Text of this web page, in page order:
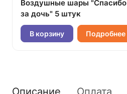
Воздушные шары "Спасибо
за дочь" 5 штук
В корзину Подробнее
Описание Оплата